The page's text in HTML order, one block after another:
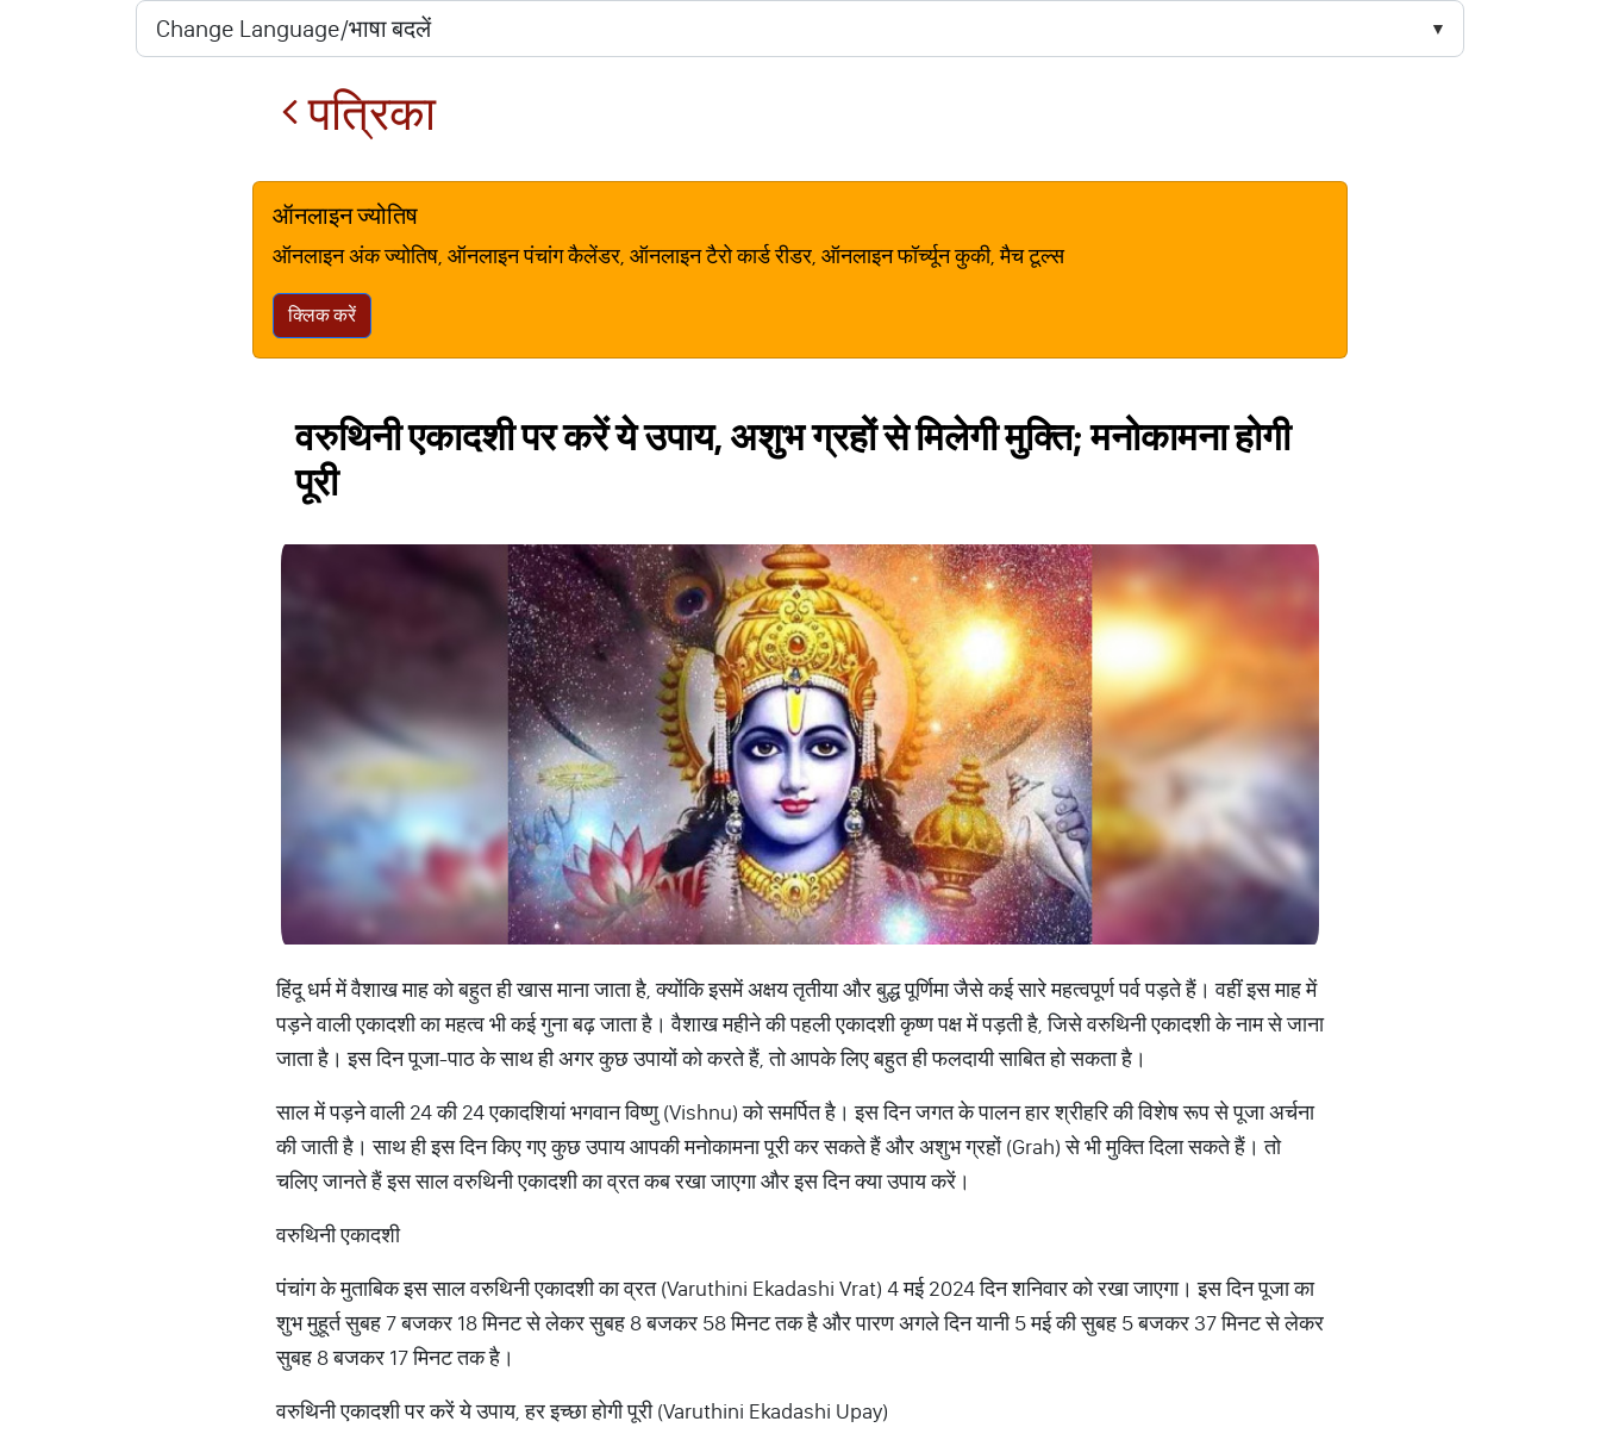
पत्रिका
ऑनलाइन ज्योतिष
ऑनलाइन अंक ज्योतिष, ऑनलाइन पंचांग कैलेंडर, ऑनलाइन टैरो कार्ड रीडर, ऑनलाइन फॉर्च्यून कुकी, मैच टूल्स
क्लिक करें
वरुथिनी एकादशी पर करें ये उपाय, अशुभ ग्रहों से मिलेगी मुक्ति; मनोकामना होगी
पूरी
हिंदू धर्म में वैशाख माह को बहुत ही खास माना जाता है, क्योंकि इसमें अक्षय तृतीया और बुद्ध पूर्णिमा जैसे कई सारे महत्वपूर्ण पर्व पड़ते हैं। वहीं इस माह में
पड़ने वाली एकादशी का महत्व भी कई गुना बढ़ जाता है। वैशाख महीने की पहली एकादशी कृष्ण पक्ष में पड़ती है, जिसे वरुथिनी एकादशी के नाम से जाना
जाता है। इस दिन पूजा-पाठ के साथ ही अगर कुछ उपायों को करते हैं, तो आपके लिए बहुत ही फलदायी साबित हो सकता है।
साल में पड़ने वाली 24 की 24 एकादशियां भगवान विष्णु (Vishnu) को समर्पित है। इस दिन जगत के पालन हार श्रीहरि की विशेष रूप से पूजा अर्चना
की जाती है। साथ ही इस दिन किए गए कुछ उपाय आपकी मनोकामना पूरी कर सकते हैं और अशुभ ग्रहों (Grah) से भी मुक्ति दिला सकते हैं। तो
चलिए जानते हैं इस साल वरुथिनी एकादशी का व्रत कब रखा जाएगा और इस दिन क्या उपाय करें।
वरुथिनी एकादशी
पंचांग के मुताबिक इस साल वरुथिनी एकादशी का व्रत (Varuthini Ekadashi Vrat) 4 मई 2024 दिन शनिवार को रखा जाएगा। इस दिन पूजा का
शुभ मुहूर्त सुबह 7 बजकर 18 मिनट से लेकर सुबह 8 बजकर 58 मिनट तक है और पारण अगले दिन यानी 5 मई की सुबह 5 बजकर 37 मिनट से लेकर
सुबह 8 बजकर 17 मिनट तक है।
वरुथिनी एकादशी पर करें ये उपाय, हर इच्छा होगी पूरी (Varuthini Ekadashi Upay)